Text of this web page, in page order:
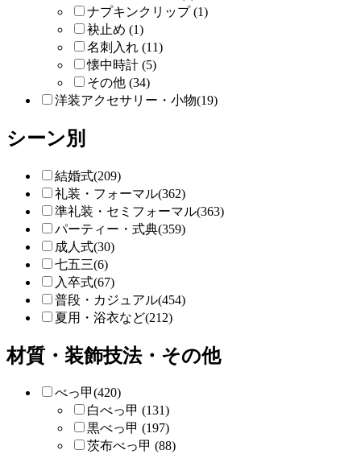
ナプキンクリップ (1)
袂止め (1)
名刺入れ (11)
懐中時計 (5)
その他 (34)
洋装アクセサリー・小物(19)
シーン別
結婚式(209)
礼装・フォーマル(362)
準礼装・セミフォーマル(363)
パーティー・式典(359)
成人式(30)
七五三(6)
入卒式(67)
普段・カジュアル(454)
夏用・浴衣など(212)
材質・装飾技法・その他
べっ甲(420)
白べっ甲 (131)
黒べっ甲 (197)
茨布べっ甲 (88)